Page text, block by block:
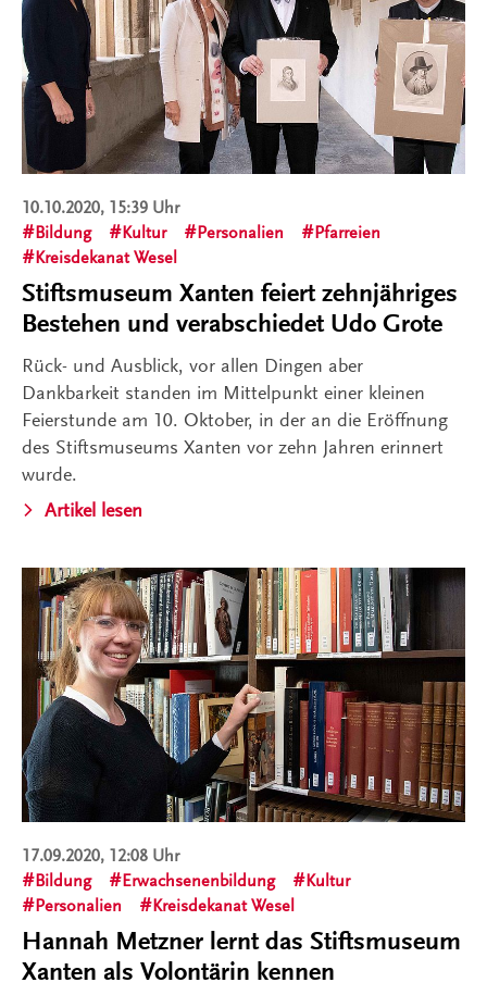
10.10.2020, 15:39 Uhr
Bildung
Kultur Personalien
Pfarreien
Kreisdekanat Wesel
Stiftsmuseum Xanten feiert zehnjähriges
Bestehen und verabschiedet Udo Grote
Rück- und Ausblick, vor allen Dingen aber
Dankbarkeit standen im Mittelpunkt einer kleinen
Feierstunde am 10. Oktober, in der an die Eröffnung
des Stiftsmuseums Xanten vor zehn Jahren erinnert
wurde.
Artikel lesen
17.09.2020, 12:08 Uhr
Bildung
Erwachsenenbildung
Kultur
Personalien
Kreisdekanat Wesel
Hannah Metzner lernt das Stiftsmuseum
Xanten als Volontärin kennen